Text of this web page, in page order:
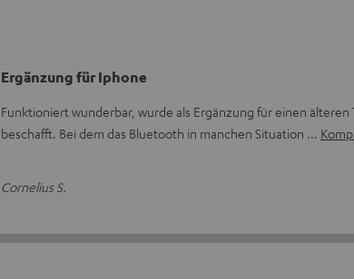
Ergänzung für Iphone
Funktioniert wunderbar, wurde als Ergänzung für einen
beschafft. Bei dem das Bluetooth in manchen Situation
Cornelius S.